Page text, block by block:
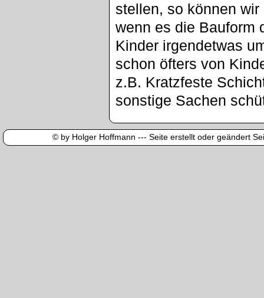
stellen, so können
wenn es die Bauform
Kinder irgendetwas
schon öfters von
z.B. Kratzfeste
sonstige Sachen
© by Holger Hoffmann --- Seite erstellt oder geändert